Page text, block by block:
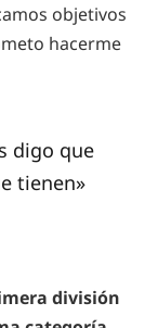
objetivos
hacerme
digo que
tienen»
división